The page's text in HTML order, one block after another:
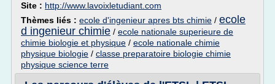
Site : http://www.lavoixletudiant.com
Thèmes liés : ecole d'ingenieur apres bts chimie / ecole
d ingenieur chimie / ecole nationale superieure de
chimie biologie et physique / ecole nationale chimie
physique biologie / classe preparatoire biologie chimie
physique science terre